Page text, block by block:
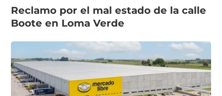
Reclamo por el mal estado de la calle
Boote en Loma Verde